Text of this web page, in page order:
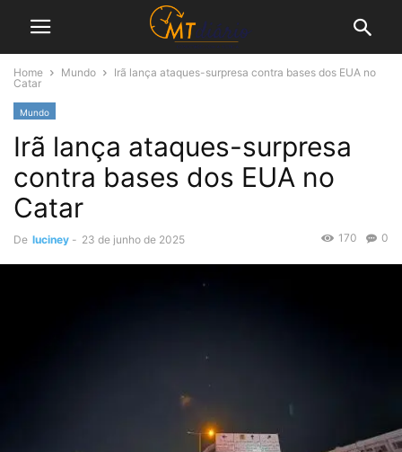
Home Mundo
Irã lança ataques-surpresa contra bases dos EUA no
Catar
Mundo
Irã lança ataques-surpresa
contra bases dos EUA no
Catar
De luciney - 23 de junho de 2025 0
170